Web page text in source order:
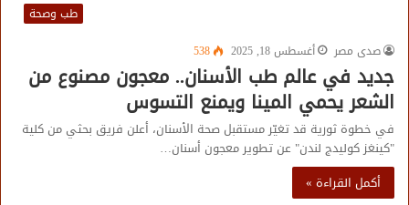
طب وصحة
صدى مصر
أغسطس 18, 2025 538
جديد في عالم طب الأسنان.. معجون مصنوع من
الشعر يحمي المينا ويمنع التسوس
في خطوة ثورية قد تغيّر مستقبل صحة الأسنان، أعلن فريق بحثي من كلية
"كينغز كوليدج لندن" عن تطوير معجون أسنان…
أكمل القراءة »